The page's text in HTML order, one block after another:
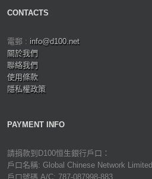
CONTACTS
電郵 : info@d100.net
關於我們
聯絡我們
使用條款
隱私權政策
PAYMENT INFO
請捐款到D100恒生銀行戶口：
戶口名稱: Global Chinese Network Limited
戶口號碼 A/C: 787-087998-883